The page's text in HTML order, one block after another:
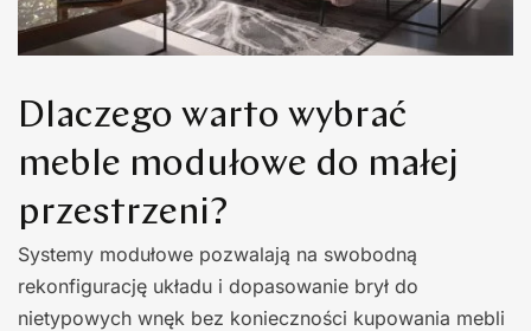
Dlaczego warto wybrać
meble modułowe do małej
przestrzeni?
Systemy modułowe pozwalają na swobodną
rekonfigurację układu i dopasowanie brył do
nietypowych wnęk bez konieczności kupowania mebli